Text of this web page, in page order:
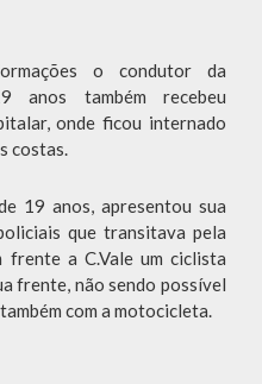
o condutor da
anos também recebeu
onde ficou internado
costas.
19 anos, apresentou sua
que transitava pela
a C.Vale um ciclista
frente, não sendo possível
com a motocicleta.